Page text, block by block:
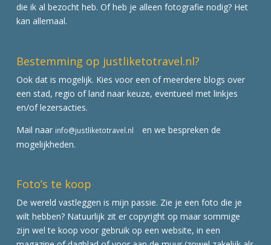
die ik al bezocht heb. Of heb je alleen fotografie nodig? Het
kan allemaal.
Bestemming op justliketotravel.nl?
Ook dat is mogelijk. Kies voor een of meerdere blogs over
een stad, regio of land naar keuze, eventueel met linkjes
en/of lezersacties.
Mail naar info@justliketotravel.nl
en we bespreken de
mogelijkheden.
Foto’s te koop
De wereld vastleggen is mijn passie. Zie je een foto die je
wilt hebben? Natuurlijk zit er copyright op maar sommige
zijn wel te koop voor gebruik op een website, in een